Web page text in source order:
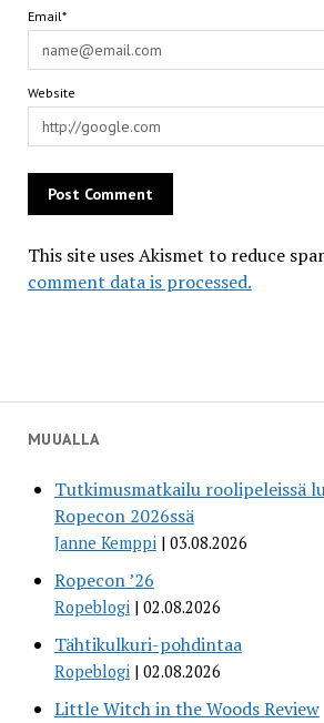
MUUALLA
Tutkimusmatkailu roolipeleissä
Ropecon 2026ssä
Janne Kemppi 03.08.2026
Ropecon ’26
Ropeblogi 02.08.2026
Tähtikulkuri-pohdintaa
Ropeblogi 02.08.2026
Little Witch in the Woods Review
Email*
Website
This site uses Akismet to reduce
comment data is processed.